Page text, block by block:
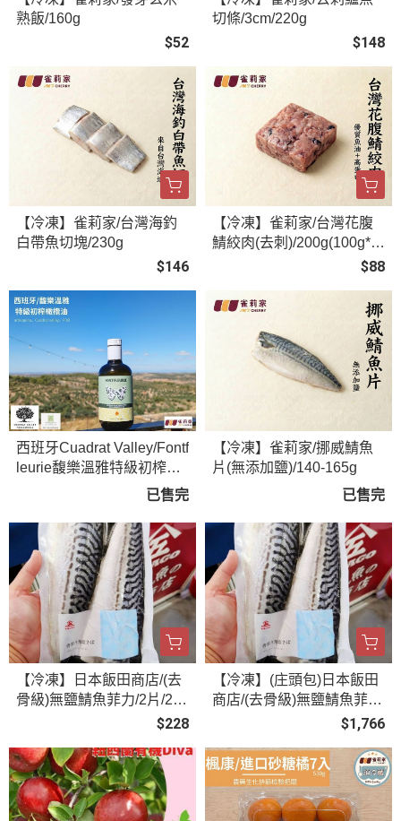
熟飯/160g
$52
切條/3cm/220g
$148
【冷凍】雀莉家/台灣海釣
白帶魚切塊/230g
$146
【冷凍】雀莉家/台灣花腹
鯖絞肉(去刺)/200g(100g*2
$88
西班牙Cuadrat Valley/Fontf
leurie馥樂溫雅特級初榨橄
欖油/ 單一品種Arbequina /
已售完
【冷凍】雀莉家/挪威鯖魚
片(無添加鹽)/140-165g
已售完
【冷凍】日本飯田商店/(去
骨級)無鹽鯖魚菲力/2片/250
$228
【冷凍】(庄頭包)日本飯田
商店/(去骨級)無鹽鯖魚菲
$1,766